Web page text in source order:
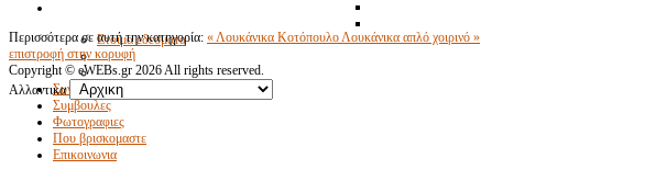
Ετοιμα εδεσματα
Συνταγες
Συμβουλες
Φωτογραφιες
Που βρισκομαστε
Επικοινωνια
Περισσότερα σε αυτή την κατηγορία: « Λουκάνικα ΚοτόπουλοΛουκάνικα απλό χοιρινό »
επιστροφή στην κορυφή
Copyright © eWEBs.gr 2026 All rights reserved.
Αλλαντικα